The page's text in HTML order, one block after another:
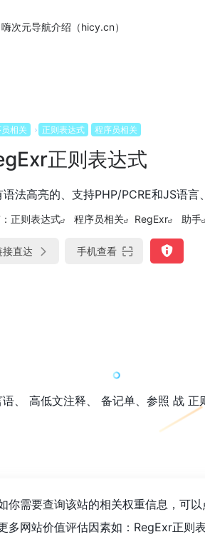
嗨次元导航介绍（hicy.cn）
相关 正则表达式 程序员相关
正则表达式
语法高亮的、支持PHP/PCRE和JS语
正则表达式 程序员相关 RegExr 助手
接直达 手机查看
、 高低文注释、 备记单、参照 战
你需要查询该站的相关权重信息，可
多网站价值评估因素如：RegExr正